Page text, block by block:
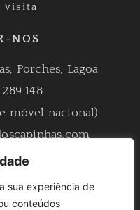
sua experiência de
conteúdos
visita
NOS
Porches, Lagoa
289 148
móvel nacional)
© 2025